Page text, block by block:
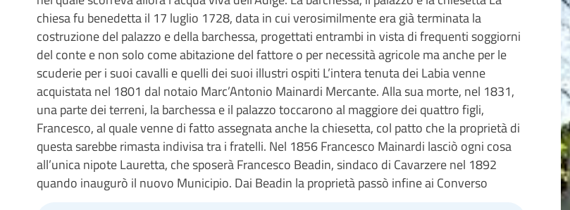
chiesa fu benedetta il 17 luglio 1728, data in cui verosimilmente era già terminata la
costruzione del palazzo e della barchessa, progettati entrambi in vista di frequenti soggiorni
del conte e non solo come abitazione del fattore o per necessità agricole ma anche per le
scuderie per i suoi cavalli e quelli dei suoi illustri ospiti L’intera tenuta dei Labia venne
acquistata nel 1801 dal notaio Marc’Antonio Mainardi Mercante. Alla sua morte, nel 1831,
una parte dei terreni, la barchessa e il palazzo toccarono al maggiore dei quattro figli,
Francesco, al quale venne di fatto assegnata anche la chiesetta, col patto che la proprietà di
questa sarebbe rimasta indivisa tra i fratelli. Nel 1856 Francesco Mainardi lasciò ogni cosa
all’unica nipote Lauretta, che sposerà Francesco Beadin, sindaco di Cavarzere nel 1892
quando inaugurò il nuovo Municipio. Dai Beadin la proprietà passò infine ai Converso